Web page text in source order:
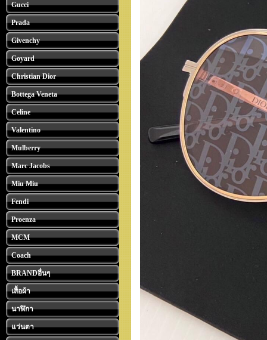
Gucci
Prada
Givenchy
Goyard
Christian Dior
Bottega Veneta
Celine
Valentino
Mulberry
Marc Jacobs
Miu Miu
Fendi
Proenza
MCM
Coach
BRANDอื่นๆ
เสื้อผ้า
นาฬิกา
แว่นตา